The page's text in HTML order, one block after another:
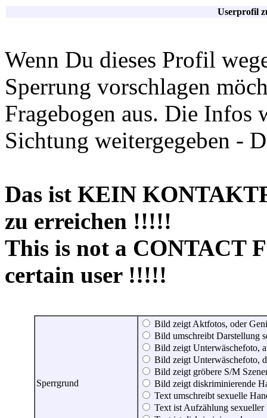
Userprofil
Wenn Du dieses Profil
Sperrung vorschlagen
Fragebogen aus. Die Infos
Sichtung weitergegeben -
Das ist KEIN
zu erreichen !!!!!
This is not a CONTACT
certain user !!!!!
Sperrgrund
Bild zeigt Aktfotos, oder
Bild umschreibt Darstellung
Bild zeigt Unterwäschefoto,
Bild zeigt Unterwäschefoto,
Bild zeigt gröbere S/M
Bild zeigt diskriminierende
Text umschreibt sexuelle
Text ist Aufzählung sexueller